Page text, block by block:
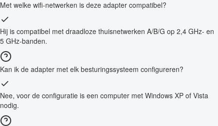
Met welke wifi-netwerken is deze adapter compatibel?
Hij is compatibel met draadloze thuisnetwerken A/B/G op 2,4 GHz- en
5 GHz-banden.
Kan ik de adapter met elk besturingssysteem configureren?
Nee, voor de configuratie is een computer met Windows XP of Vista
nodig.